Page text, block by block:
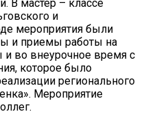
В мастер – классе
и
мероприятия были
и приемы работы на
и во внеурочное время с
которое было
регионального
Мероприятие